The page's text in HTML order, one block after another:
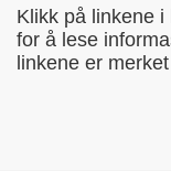
Klikk på linkene
for å lese
linkene er